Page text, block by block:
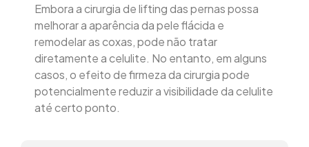
Embora a cirurgia de lifting das pernas possa
melhorar a aparência da pele flácida e
remodelar as coxas, pode não tratar
diretamente a celulite. No entanto, em alguns
casos, o efeito de firmeza da cirurgia pode
potencialmente reduzir a visibilidade da celulite
até certo ponto.